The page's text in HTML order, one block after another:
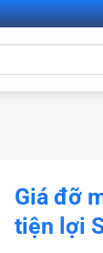
Giá đỡ
tiện lợi